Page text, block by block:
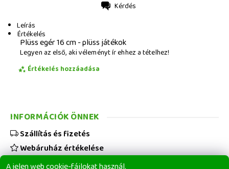
Kérdés
Leírás
Értékelés
Plüss egér 16 cm - plüss játékok
Legyen az első, aki véleményt ír ehhez a tételhez!
Értékelés hozzáadása
INFORMÁCIÓK ÖNNEK
Szállítás és fizetés
Webáruház értékelése
Viszonteladóknak